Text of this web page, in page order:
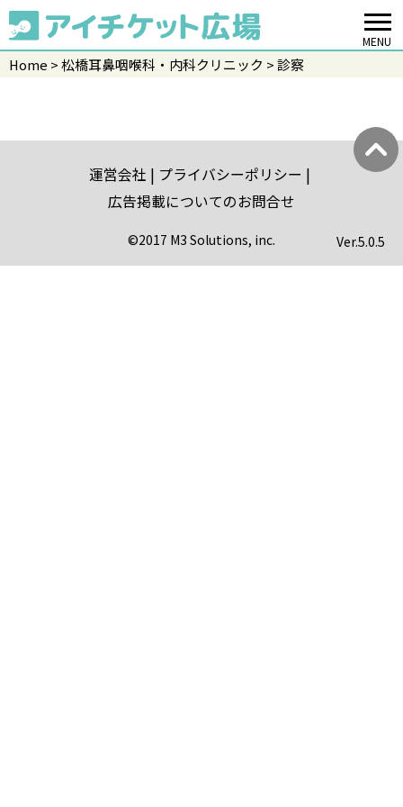
MENU
Home 松橋耳鼻咽喉科・内科クリニック 診察
運営会社
プライバシーポリシー
広告掲載についてのお問合せ
©2017 M3 Solutions, inc. Ver.5.0.5